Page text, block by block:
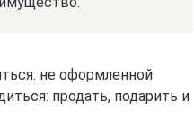
не оформленной
продать, подарить и